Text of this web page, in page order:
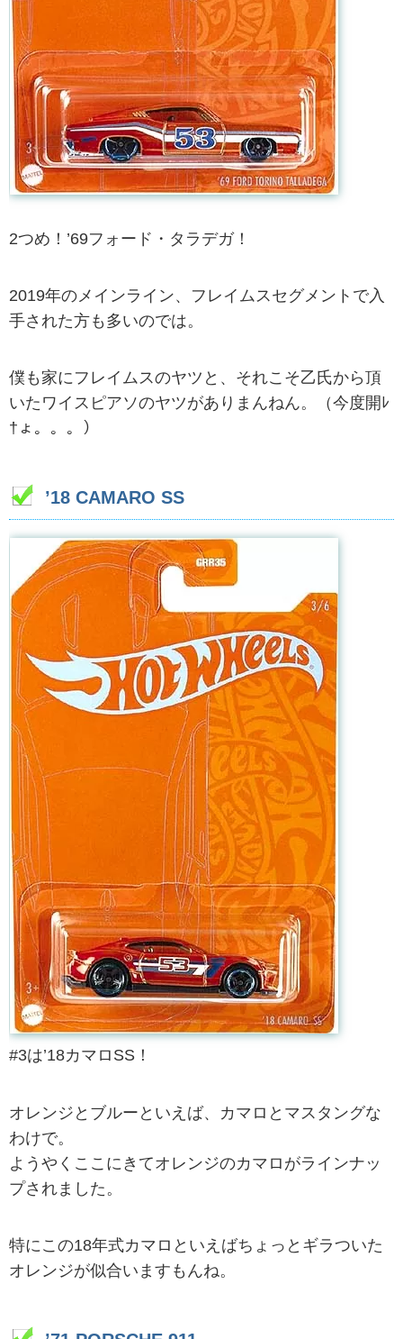
2つめ！’69フォード・タラデガ！
2019年のメインライン、フレイムスセグメントで入
手された方も多いのでは。
僕も家にフレイムスのヤツと、それこそ乙氏から頂
いたワイスピアソのヤツがありまんねん。（今度開ﾚ
† ょ。。。）
’18 CAMARO SS
#3は’18カマロSS！
オレンジとブルーといえば、カマロとマスタングな
わけで。
ようやくここにきてオレンジのカマロがラインナッ
プされました。
特にこの18年式カマロといえばちょっとギラついた
オレンジが似合いますもんね。